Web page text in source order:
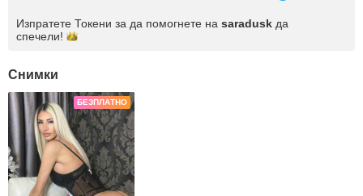
Изпратете Токени за да помогнете на saradusk да
спечели!
Снимки
БЕЗПЛАТНО